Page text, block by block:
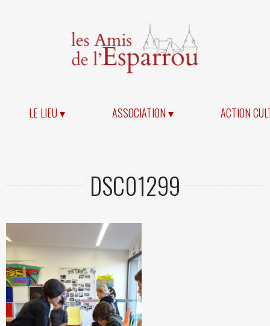
LE LIEU ▾ ASSOCIATION ▾ ACTION
DSC01299